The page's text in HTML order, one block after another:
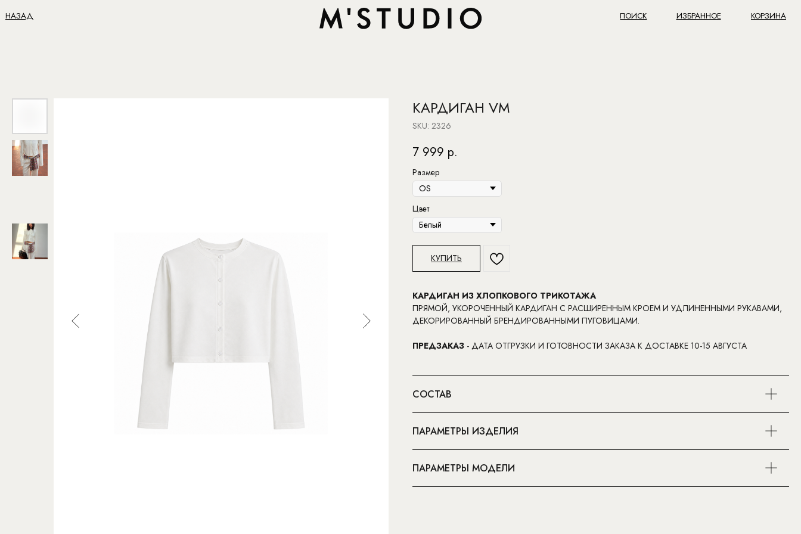
НАЗАД ИЗБРАННОЕ КОРЗИНА
КАРДИГАН VM
SKU: 2326
7 999 р.
Размер
Цвет
КУПИТЬ
КАРДИГАН ИЗ ХЛОПКОВОГО ТРИКОТАЖА
ПРЯМОЙ, УКОРОЧЕННЫЙ КАРДИГАН С РАСШИРЕННЫМ КРОЕМ И УДЛИНЕННЫМИ РУКАВАМИ,
ДЕКОРИРОВАННЫЙ БРЕНДИРОВАННЫМИ ПУГОВИЦАМИ.
ПРЕДЗАКАЗ - ДАТА ОТГРУЗКИ И ГОТОВНОСТИ ЗАКАЗА К ДОСТАВКЕ 10-15 АВГУСТА
СОСТАВ
ПАРАМЕТРЫ ИЗДЕЛИЯ
ПАРАМЕТРЫ МОДЕЛИ